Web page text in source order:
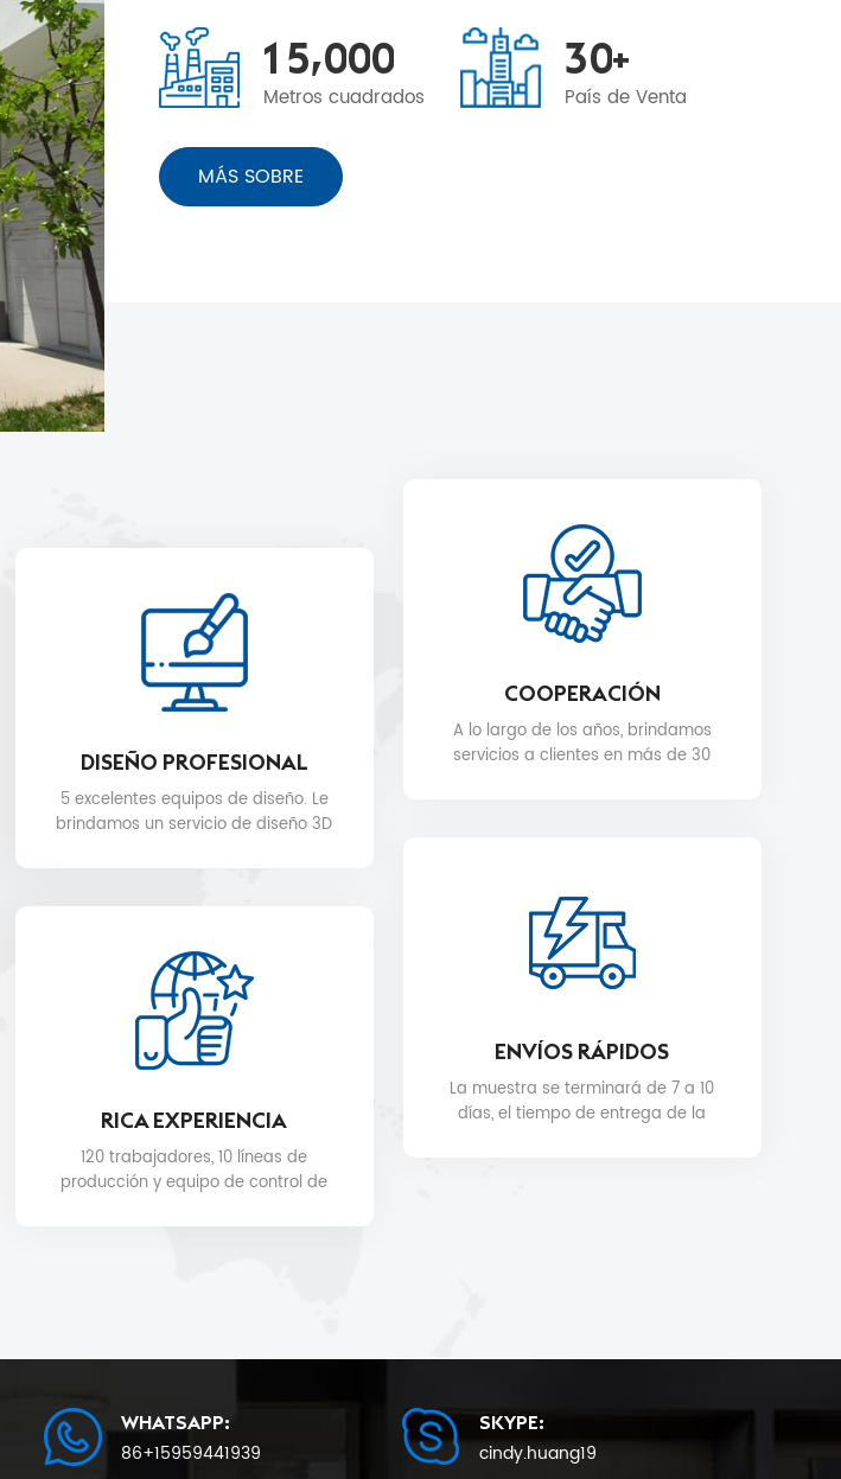
1 5,000
Metros cuadrados
30+
País de Venta
MÁS SOBRE
DISEÑO PROFESIONAL
5 excelentes equipos de diseño. Le
brindamos un servicio de diseño 3D
COOPERACIÓN
A lo largo de los años, brindamos
servicios a clientes en más de 30
RICA EXPERIENCIA
120 trabajadores, 10 líneas de
producción y equipo de control de
producto y la fecha de entrega.
ENVÍOS RÁPIDOS
La muestra se terminará de 7 a 10
días, el tiempo de entrega de la
WHATSAPP:
86+15959441939
SKYPE:
cindy.huang19